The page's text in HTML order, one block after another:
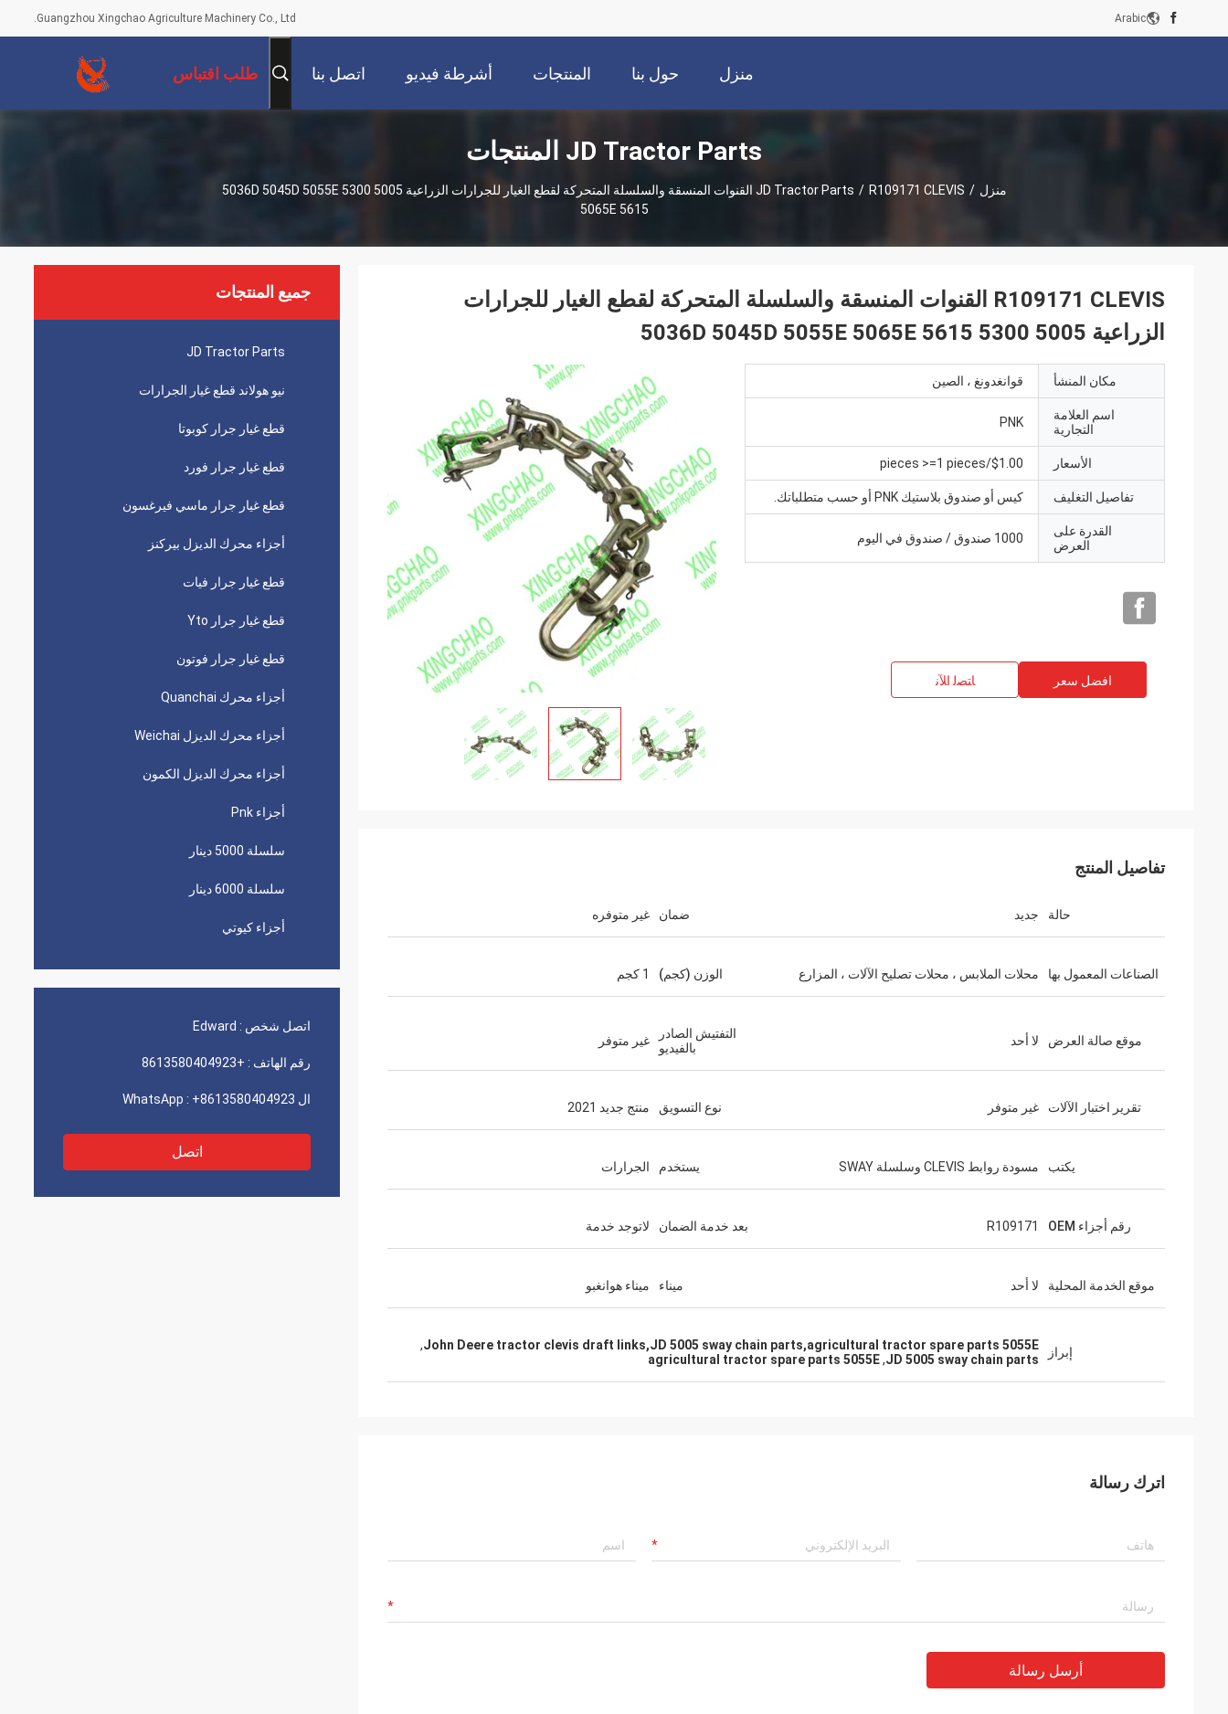
Guangzhou Xingchao Agriculture Machinery Co., Ltd. Arabic
منزل حول بنا المنتجات أشرطة فيديو اتصل بنا طلب اقتباس
JD Tractor Parts المنتجات
منزل /
JD Tractor Parts /
R109171 CLEVIS القنوات المنسقة والسلسلة المتحركة لقطع الغيار للجرارات الزراعية 5005 5300 5036D 5045D 5055E
5065E 5615
جميع المنتجات
JD Tractor Parts
نيو هولاند قطع غيار الجرارات
قطع غيار جرار كوبوتا
قطع غيار جرار فورد
قطع غيار جرار ماسي فيرغسون
أجزاء محرك الديزل بيركنز
قطع غيار جرار فيات
قطع غيار جرار Yto
قطع غيار جرار فوتون
أجزاء محرك Quanchai
أجزاء محرك الديزل Weichai
أجزاء محرك الديزل الكمون
أجزاء Pnk
سلسلة 5000 دينار
سلسلة 6000 دينار
أجزاء كيوتي
اتصل شخص : Edward
رقم الهاتف : +8613580404923
ال WhatsApp : +8613580404923
اتصل
R109171 CLEVIS القنوات المنسقة والسلسلة المتحركة لقطع الغيار للجرارات
الزراعية 5005 5300 5036D 5045D 5055E 5065E 5615
مكان المنشأ قوانغدونغ ، الصين
اسم العلامة
التجارية
PNK
الأسعار $1.00/pieces >=1 pieces
تفاصيل التغليف كيس أو صندوق بلاستيك PNK أو حسب متطلباتك.
القدرة على
العرض
1000 صندوق / صندوق في اليوم
افضل سعر ﺎﺘﺼﻟ ﺍﻶﻧ
تفاصيل المنتج
حالة جديد ضمان غير متوفره
الصناعات المعمول بها محلات الملابس ، محلات تصليح الآلات ، المزارع الوزن (كجم) 1 كجم
موقع صالة العرض لا أحد
التفتيش الصادر
بالفيديو
غير متوفر
تقرير اختبار الآلات غير متوفر نوع التسويق منتج جديد 2021
يكتب مسودة روابط CLEVIS وسلسلة SWAY يستخدم الجرارات
رقم أجزاء OEM R109171 بعد خدمة الضمان لاتوجد خدمة
موقع الخدمة المحلية لا أحد ميناء ميناء هوانغبو
إبراز John Deere tractor clevis draft links,JD 5005 sway chain parts,agricultural tractor spare parts 5055E
,
JD 5005 sway chain parts
,
agricultural tractor spare parts 5055E
اترك رسالة
أرسل رسالة